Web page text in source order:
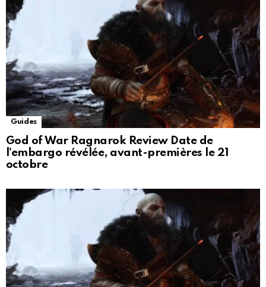
Guides
God of War Ragnarok Review Date de
l’embargo révélée, avant-premières le 21
octobre